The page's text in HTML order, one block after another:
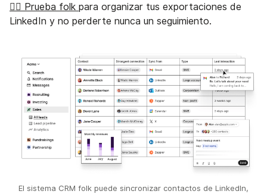
👉🏼 Prueba folk para organizar tus exportaciones de
LinkedIn y no perderte nunca un seguimiento.
El sistema CRM folk puede sincronizar contactos de LinkedIn,